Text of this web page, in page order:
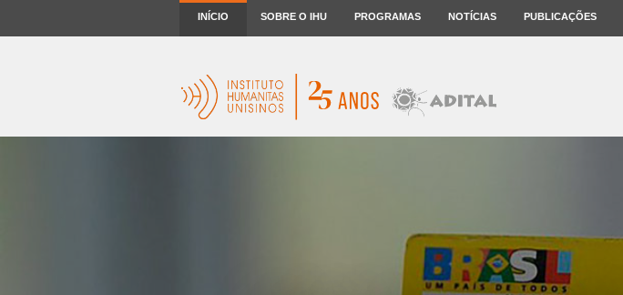
INÍCIO SOBRE O IHU PROGRAMAS NOTÍCIAS PUBLICAÇÕES